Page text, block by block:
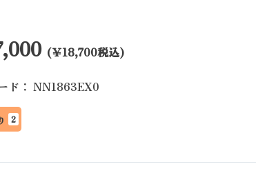
(￥18,700税込)
ド： NN1863EX0
2